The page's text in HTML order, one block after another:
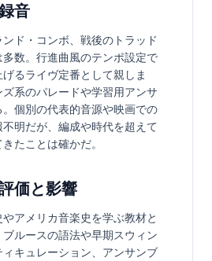
音
ド・コンボ、戦後のトラッド
数。行進曲風のテンポ設定で
るライヴ定番として親しま
系のパレードや学習用アンサ
個別の代表的音源や映画での
明だが、編成や時代を超えて
たことは確かだ。
価と影響
アメリカ音楽史を学ぶ教材と
ルースの語法や早期スウィン
キュレーション、アンサンブ